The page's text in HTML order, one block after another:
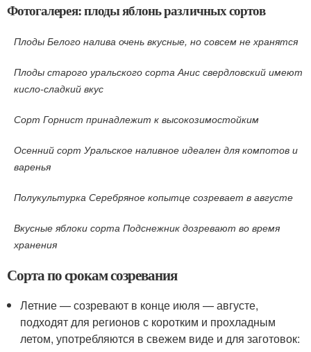
Фотогалерея: плоды яблонь различных сортов
Плоды Белого налива очень вкусные, но совсем не хранятся
Плоды старого уральского сорта Анис свердловский имеют
кисло-сладкий вкус
Сорт Горнист принадлежит к высокозимостойким
Осенний сорт Уральское наливное идеален для компотов и
варенья
Полукультурка Серебряное копытце созревает в августе
Вкусные яблоки сорта Подснежник дозревают во время
хранения
Сорта по срокам созревания
Летние — созревают в конце июля — августе,
подходят для регионов с коротким и прохладным
летом, употребляются в свежем виде и для заготовок: